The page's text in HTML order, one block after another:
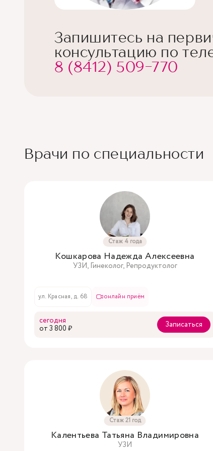
Запишитесь на
консультацию по
8 (8412) 509-770
Врачи по специальности
Стаж 4 года
Кошкарова Надежда Алексеевна
УЗИ, Гинеколог, Репродуктолог
ул. Красная, д. 68 онлайн приём
сегодня
oт 3 800 ₽
Записаться
Стаж 21 год
Калентьева Татьяна Владимировна
УЗИ